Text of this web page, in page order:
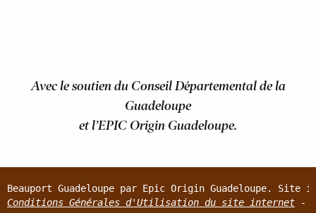
Avec le soutien du Conseil Départemental de la
Guadeloupe
et l’EPIC Origin Guadeloupe.
Beauport Guadeloupe par Epic Origin Guadeloupe. Site
Conditions Générales d'Utilisation du site internet -